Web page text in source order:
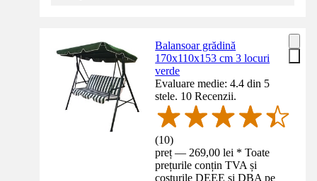
Balansoar grădină
170x110x153 cm 3 locuri
verde
Evaluare medie: 4.4 din 5
stele. 10 Recenzii.
(10)
preț — 269,00 lei * Toate
prețurile conțin TVA și
costurile DEEE și DBA pe